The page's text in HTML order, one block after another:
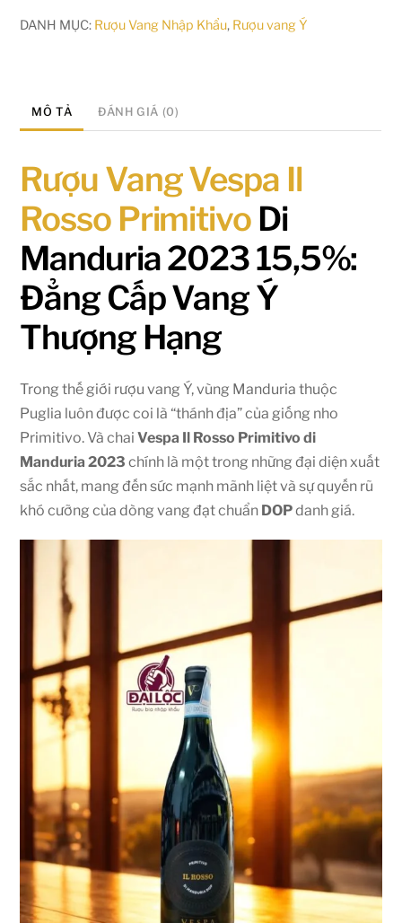
DANH MỤC: Rượu Vang Nhập Khẩu, Rượu vang Ý
MÔ TẢ ĐÁNH GIÁ (0)
Rượu Vang Vespa Il
Rosso PrimitivoDi
Manduria 2023 15,5%:
Đẳng Cấp Vang Ý
Thượng Hạng
Trong thế giới rượu vang Ý, vùng Manduria thuộc
Puglia luôn được coi là “thánh địa” của giống nho
Primitivo. Và chaiVespa Il Rosso Primitivo di
Manduria 2023 chính là một trong những đại diện xuất
sắc nhất, mang đến sức mạnh mãnh liệt và sự quyến rũ
khó cưỡng của dòng vang đạt chuẩn DOPdanh giá.